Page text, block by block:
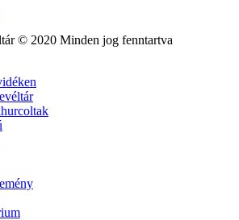
© 2020 Minden jog fenntartva